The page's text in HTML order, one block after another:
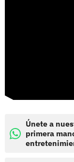
Únete a
primera